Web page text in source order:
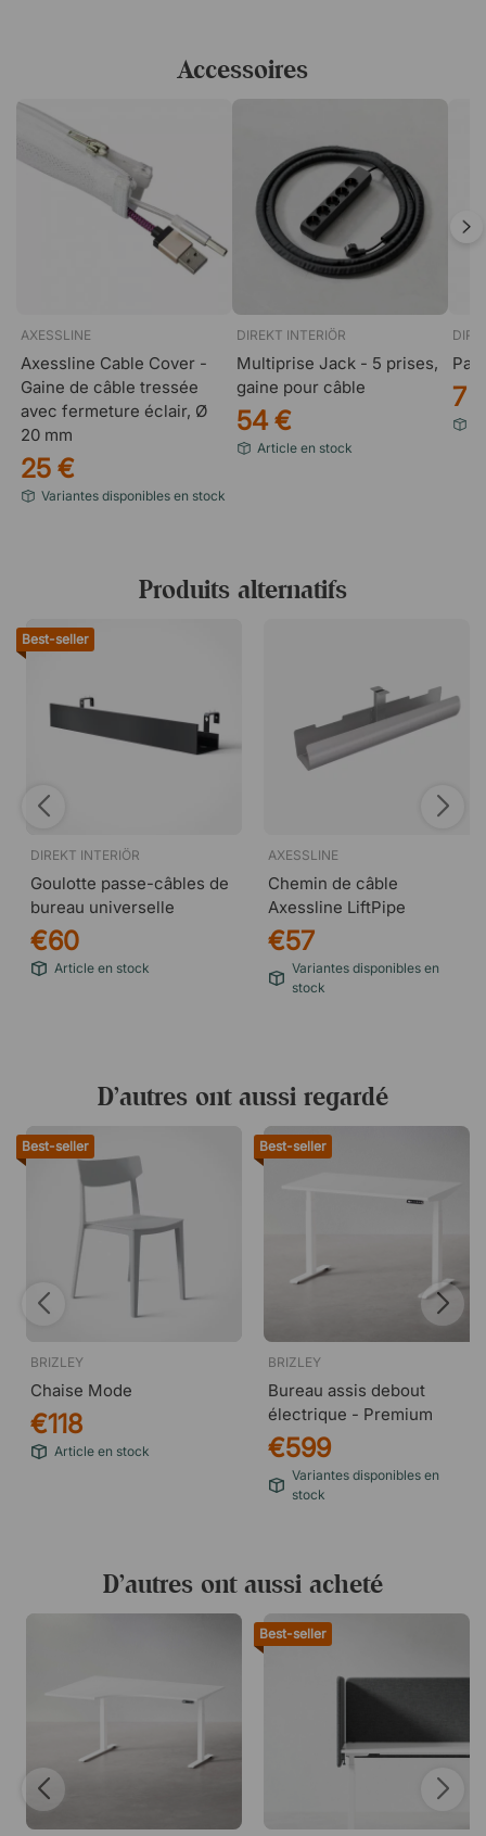
Accessoires
AXESSLINE
Axessline Cable Cover -
Gaine de câble tressée
avec fermeture éclair, Ø
20 mm
25 €
Variantes disponibles en stock
DIREKT INTERIÖR
Multiprise Jack - 5 prises,
gaine pour câble
54 €
Article en stock
7
Produits alternatifs
Best-seller
DIREKT INTERIÖR
Goulotte passe-câbles de
bureau universelle
€60
Article en stock
AXESSLINE
Chemin de câble
Axessline LiftPipe
€57
Variantes disponibles en
stock
D’autres ont aussi regardé
Best-seller
BRIZLEY
Chaise Mode
€118
Article en stock
Best-seller
BRIZLEY
Bureau assis debout
électrique - Premium
€599
Variantes disponibles en
stock
D’autres ont aussi acheté
Best-seller